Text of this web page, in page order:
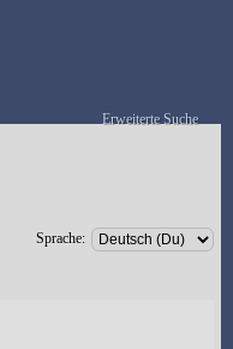
Erweiterte Suche
Sprache: